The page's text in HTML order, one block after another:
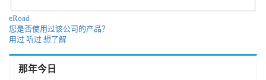
将“AI 流利度”打造成人才市场的“新英语”。而通过公益与研究，它
也在争取舆论与政策的支持。 但问题是，AI 能否真的创造“新的工
作”，还是仅仅提高了部分人的效率？OpenAI 的回应是：即便部分
——不回避问题，而是把答案写进产品与计划之中。 随着 Jobs
Platform 的落地倒计时，OpenAI 正在完成从“AI 工具公司”到“社会
eRoad
您是否使用过该公司的产品？
用过 听过 想了解
那年今日